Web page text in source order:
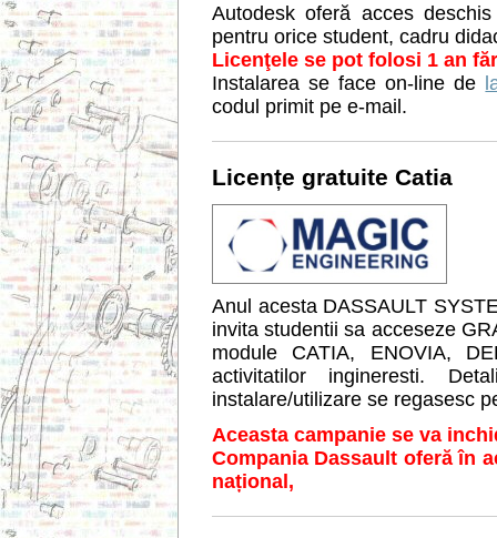
Autodesk oferă acces
pentru orice student, cadru
Licenţele se pot folosi 1 an
Instalarea se face on-line de
codul primit pe e-mail.
Licențe gratuite Catia
Anul acesta DASSAULT
invita studentii sa acceseze
module CATIA, ENOVIA,
activitatilor ingineresti.
instalare/utilizare se regasesc
Aceasta campanie se va
Compania Dassault oferă în
național,